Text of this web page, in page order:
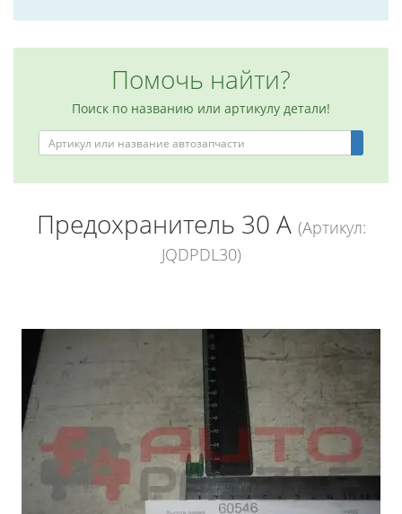
Помочь найти?
Поиск по названию или артикулу детали!
Предохранитель 30 А (Артикул:
JQDPDL30)